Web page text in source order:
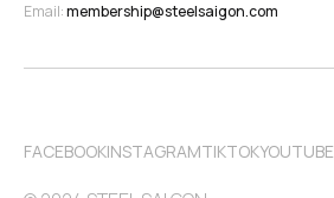
Email: membership@steelsaigon.com
FACEBOOKINSTAGRAMTIKTOKYOUTUBE